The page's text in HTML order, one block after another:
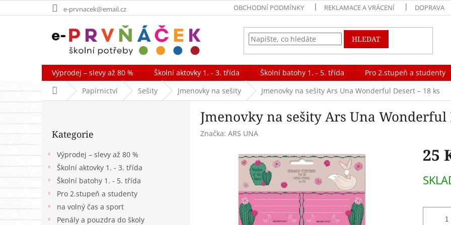
na
e-prvnacek@email.cz OBCHODNÍ PODMÍNKY REKLAMACE A VRÁCENÍ DOPRAVA
HLEDAT
Výprodej – slevy až 80 % Školní aktovky 1. - 3. třída Školní batohy 1. - 5. třída Pro 2.stupeň a studenty
Domů Papírnictví Sešity Jmenovky na sešity Jmenovky na sešity Ars Una Wonderful Desert – 18 ks
P
kategorie
Kategorie
Výprodej – slevy až 80 %
Školní aktovky 1. - 3. třída
Školní batohy 1. - 5. třída
Pro 2.stupeň a studenty
na volný čas a sport
Penály a pouzdra do školy
Jmenovky na sešity Ars Una Wonderful
Značka: ARS UNA
25
cena: